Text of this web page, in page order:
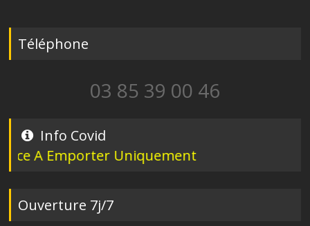
Téléphone
03 85 39 00 46
Info Covid
Emporter Uniquement
Ouverture 7j/7